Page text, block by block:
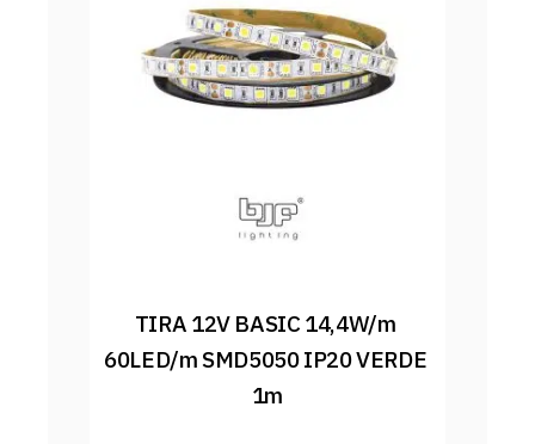
TIRA 12V BASIC 14,4W/m
60LED/m SMD5050 IP20 VERDE
1m